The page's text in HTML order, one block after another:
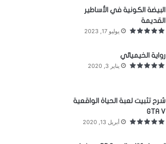
البيضة الكونية في الأساطير
القديمة
يوليو 17, 2023
رواية الخيميائي
يناير 3, 2020
شرح تثبيت لعبة الحياة الواقعية
GTA V
أبريل 13, 2020